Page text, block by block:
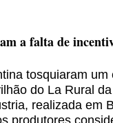
a falta de
tosquiaram
do La Rural
realizada em
produtores